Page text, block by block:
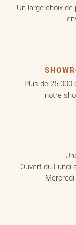
Un large choix
Plus de 25
notre
Ouvert du Lundi